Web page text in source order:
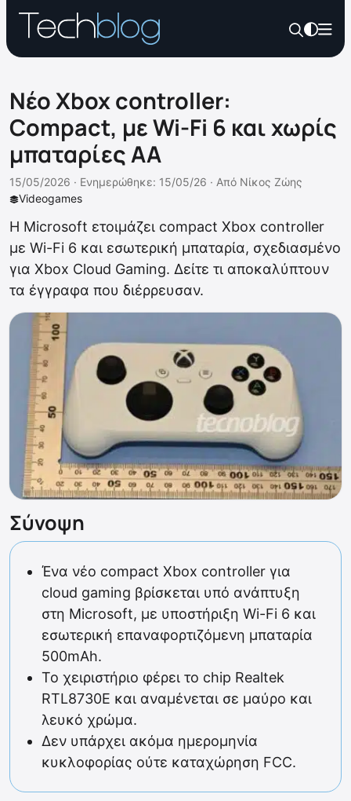
Νέο Xbox controller:
Compact, με Wi-Fi 6 και χωρίς
μπαταρίες ΑΑ
Videogames
15/05/2026 · Ενημερώθηκε: 15/05/26 · Από Νίκος Ζώης
Η Microsoft ετοιμάζει compact Xbox controller
με Wi-Fi 6 και εσωτερική μπαταρία, σχεδιασμένο
για Xbox Cloud Gaming. Δείτε τι αποκαλύπτουν
τα έγγραφα που διέρρευσαν.
Σύνοψη
Ένα νέο compact Xbox controller για
cloud gaming βρίσκεται υπό ανάπτυξη
στη Microsoft, με υποστήριξη Wi-Fi 6 και
εσωτερική επαναφορτιζόμενη μπαταρία
500mAh.
Το χειριστήριο φέρει το chip Realtek
RTL8730E και αναμένεται σε μαύρο και
λευκό χρώμα.
Δεν υπάρχει ακόμα ημερομηνία
κυκλοφορίας ούτε καταχώρηση FCC.